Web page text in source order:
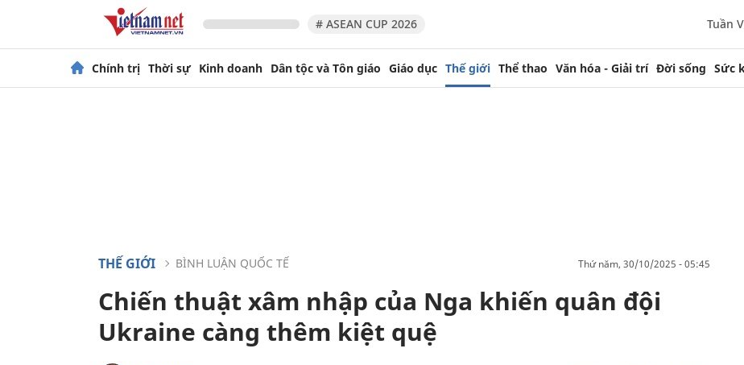
# ASEAN CUP 2026 Tuần
Chính trị Thời sự Kinh doanh Dân tộc và Tôn giáo Giáo dục Thế giới Thể thao Văn hóa - Giải trí Đời sống Sức
THẾ GIỚI BÌNH LUẬN QUỐC TẾ thứ năm, 30/10/2025 - 05:45
Chiến thuật xâm nhập của Nga khiến quân đội
Ukraine càng thêm kiệt quệ